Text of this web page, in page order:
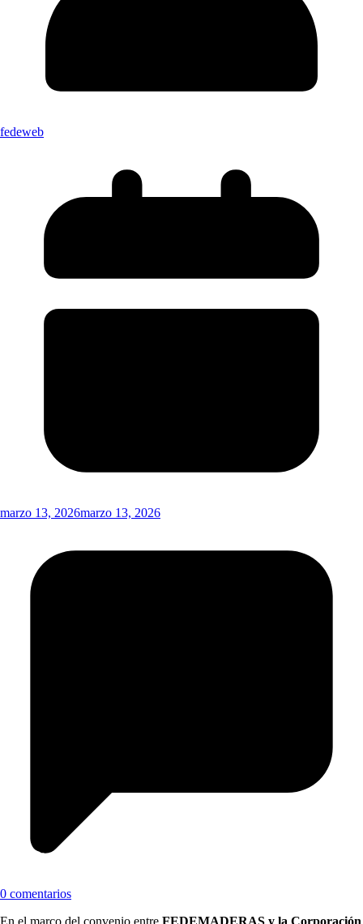
fedeweb
marzo 13, 2026marzo 13, 2026
0 comentarios
En el marco del convenio entre FEDEMADERAS y la Corporación